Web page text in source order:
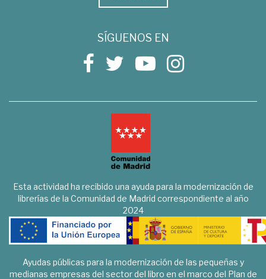
SÍGUENOS EN
Esta actividad ha recibido una ayuda para la modernización de
librerías de la Comunidad de Madrid correspondiente al año
2024
Ayudas públicas para la modernización de las pequeñas y
medianas empresas del sector del libro en el marco del Plan de